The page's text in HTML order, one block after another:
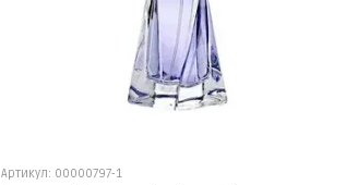
Артикул: 00000797-1